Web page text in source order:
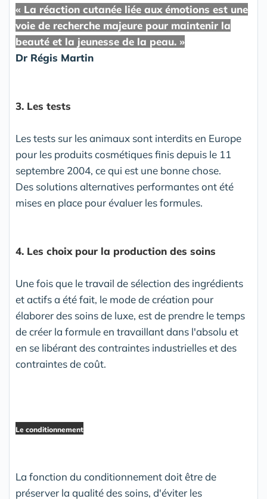
« La réaction cutanée liée aux émotions est une
voie de recherche majeure pour maintenir la
beauté et la jeunesse de la peau. »
Dr Régis Martin
3. Les tests
Les tests sur les animaux sont interdits en Europe
pour les produits cosmétiques finis depuis le 11
septembre 2004, ce qui est une bonne chose.
Des solutions alternatives performantes ont été
mises en place pour évaluer les formules.
4. Les choix pour la production des soins
Une fois que le travail de sélection des ingrédients
et actifs a été fait, le mode de création pour
élaborer des soins de luxe, est de prendre le temps
de créer la formule en travaillant dans l'absolu et
en se libérant des contraintes industrielles et des
contraintes de coût.
Le conditionnement
La fonction du conditionnement doit être de
préserver la qualité des soins, d'éviter les